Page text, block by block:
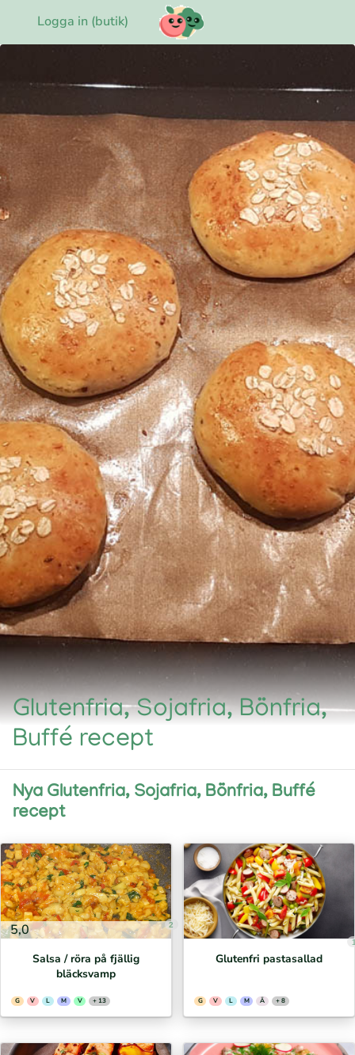
Logga in (butik)
Glutenfria, Sojafria, Bönfria,
Buffé recept
Nya Glutenfria, Sojafria, Bönfria, Buffé
recept
5,0 2
Salsa / röra på fjällig
bläcksvamp
G V L M V + 13
Glutenfri pastasallad
G V L M Ä + 8